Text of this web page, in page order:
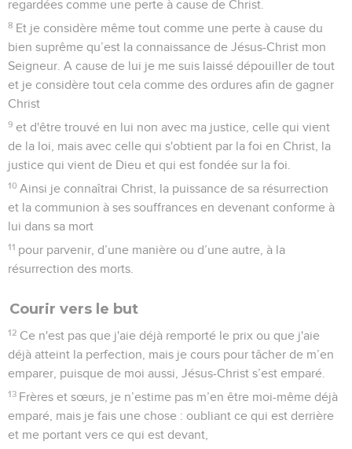
regardées comme une perte à cause de Christ.
8 Et je considère même tout comme une perte à cause du
bien suprême qu’est la connaissance de Jésus-Christ mon
Seigneur. A cause de lui je me suis laissé dépouiller de tout
et je considère tout cela comme des ordures afin de gagner
Christ
9 et d'être trouvé en lui non avec ma justice, celle qui vient
de la loi, mais avec celle qui s'obtient par la foi en Christ, la
justice qui vient de Dieu et qui est fondée sur la foi.
10 Ainsi je connaîtrai Christ, la puissance de sa résurrection
et la communion à ses souffrances en devenant conforme à
lui dans sa mort
11 pour parvenir, d’une manière ou d’une autre, à la
résurrection des morts.
Courir vers le but
12 Ce n'est pas que j'aie déjà remporté le prix ou que j'aie
déjà atteint la perfection, mais je cours pour tâcher de m’en
emparer, puisque de moi aussi, Jésus-Christ s’est emparé.
13 Frères et sœurs, je n’estime pas m’en être moi-même déjà
emparé, mais je fais une chose : oubliant ce qui est derrière
et me portant vers ce qui est devant,